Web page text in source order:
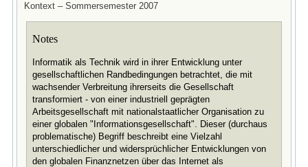
Kontext – Sommersemester 2007
Notes
Informatik als Technik wird in ihrer Entwicklung unter
gesellschaftlichen Randbedingungen betrachtet, die mit
wachsender Verbreitung ihrerseits die Gesellschaft
transformiert - von einer industriell geprägten
Arbeitsgesellschaft mit nationalstaatlicher Organisation zu
einer globalen "Informationsgesellschaft". Dieser (durchaus
problematische) Begriff beschreibt eine Vielzahl
unterschiedlicher und widersprüchlicher Entwicklungen von
den globalen Finanznetzen über das Internet als